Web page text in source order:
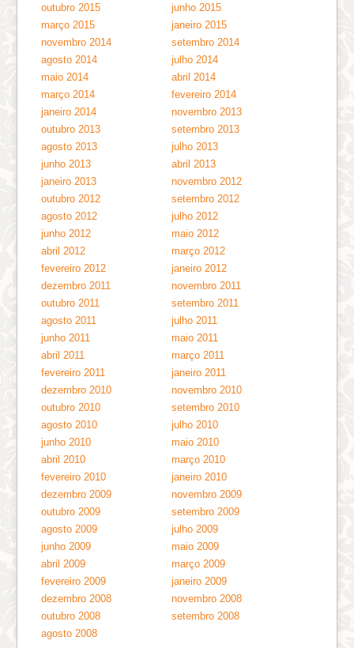
outubro 2015
junho 2015
março 2015
janeiro 2015
novembro 2014
setembro 2014
agosto 2014
julho 2014
maio 2014
abril 2014
março 2014
fevereiro 2014
janeiro 2014
novembro 2013
outubro 2013
setembro 2013
agosto 2013
julho 2013
junho 2013
abril 2013
janeiro 2013
novembro 2012
outubro 2012
setembro 2012
agosto 2012
julho 2012
junho 2012
maio 2012
abril 2012
março 2012
fevereiro 2012
janeiro 2012
dezembro 2011
novembro 2011
outubro 2011
setembro 2011
agosto 2011
julho 2011
junho 2011
maio 2011
abril 2011
março 2011
fevereiro 2011
janeiro 2011
dezembro 2010
novembro 2010
outubro 2010
setembro 2010
agosto 2010
julho 2010
junho 2010
maio 2010
abril 2010
março 2010
fevereiro 2010
janeiro 2010
dezembro 2009
novembro 2009
outubro 2009
setembro 2009
agosto 2009
julho 2009
junho 2009
maio 2009
abril 2009
março 2009
fevereiro 2009
janeiro 2009
dezembro 2008
novembro 2008
outubro 2008
setembro 2008
agosto 2008